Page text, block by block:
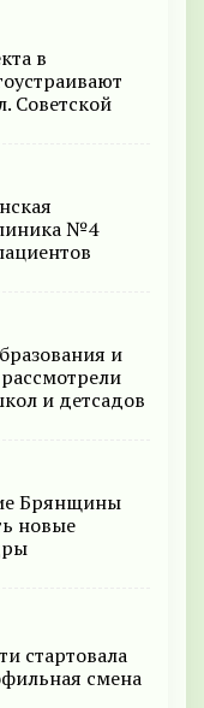
в
Советской
№4
и
и детсадов
Брянщины
новые
стартовала
смена